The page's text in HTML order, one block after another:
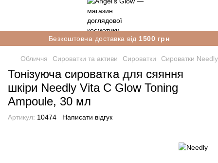
Безкоштовна доставка від 1500 грн
Обличчя Сироватки та активи Сироватки Сироватки Needly
Тонізуюча сироватка для сяяння
шкіри Needly Vita C Glow Toning
Ampoule, 30 мл
Артикул: 10474 Написати відгук